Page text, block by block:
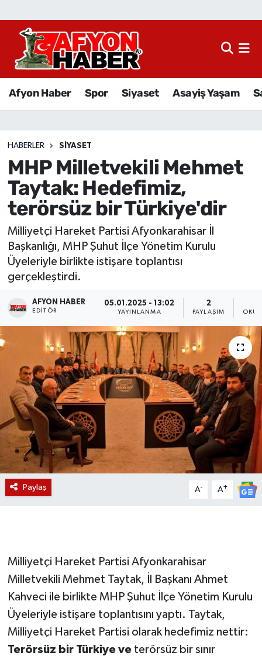
Afyon Haber Spor Siyaset Asayiş Yaşam
HABERLER SIYASET
MHP Milletvekili Mehmet
Taytak: Hedefimiz,
terörsüz bir Türkiye'dir
Milliyetçi Hareket Partisi Afyonkarahisar İl
Başkanlığı, MHP Şuhut İlçe Yönetim Kurulu
Üyeleriyle birlikte istişare toplantısı
gerçekleştirdi.
AFYON HABER
EDITÖR
05.01.2025 - 13:02
YAYINLANMA
2
PAYLAŞIM
Paylaş A- A+
Milliyetçi Hareket Partisi Afyonkarahisar
Milletvekili Mehmet Taytak, İl Başkanı Ahmet
Kahveci ile birlikte MHP Şuhut İlçe Yönetim Kurulu
Üyeleriyle istişare toplantısını yaptı. Taytak,
Milliyetçi Hareket Partisi olarak hedefimiz nettir:
Terörsüz bir Türkiye ve terörsüz bir sınır
Afyon Haber
Sağlık
Eğitim
Ekonomi
Magazin
Etkinlikler